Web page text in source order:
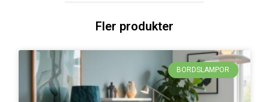
Fler produkter
BORDSLAMPOR